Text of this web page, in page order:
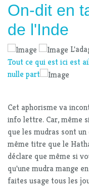
On-dit en
de l'Inde
Tout ce qui est ici est
nulle part
Cet aphorisme va
info lettre. Car, même
que les mudras sont
même titre que le
déclare que même si
qu'une mudra mange
faites usage tous les